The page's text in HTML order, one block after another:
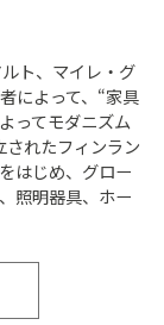
ト、マイレ・グ
によって、“家具
ってモダニズム
れたフィンラン
はじめ、グロー
照明器具、ホー